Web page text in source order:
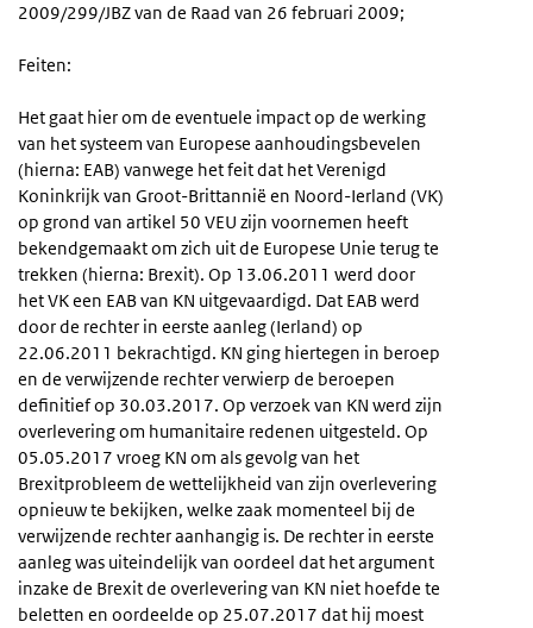
2009/299/JBZ van de Raad van 26 februari 2009;
Feiten:
Het gaat hier om de eventuele impact op de werking
van het systeem van Europese aanhoudingsbevelen
(hierna: EAB) vanwege het feit dat het Verenigd
Koninkrijk van Groot-Brittannië en Noord-Ierland (VK)
op grond van artikel 50 VEU zijn voornemen heeft
bekendgemaakt om zich uit de Europese Unie terug te
trekken (hierna: Brexit). Op 13.06.2011 werd door
het VK een EAB van KN uitgevaardigd. Dat EAB werd
door de rechter in eerste aanleg (Ierland) op
22.06.2011 bekrachtigd. KN ging hiertegen in beroep
en de verwijzende rechter verwierp de beroepen
definitief op 30.03.2017. Op verzoek van KN werd zijn
overlevering om humanitaire redenen uitgesteld. Op
05.05.2017 vroeg KN om als gevolg van het
Brexitprobleem de wettelijkheid van zijn overlevering
opnieuw te bekijken, welke zaak momenteel bij de
verwijzende rechter aanhangig is. De rechter in eerste
aanleg was uiteindelijk van oordeel dat het argument
inzake de Brexit de overlevering van KN niet hoefde te
beletten en oordeelde op 25.07.2017 dat hij moest